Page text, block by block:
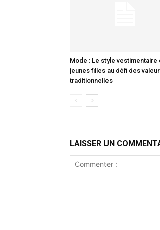
Mode : Le style vestimentaire
jeunes filles au défi des
traditionnelles
LAISSER UN